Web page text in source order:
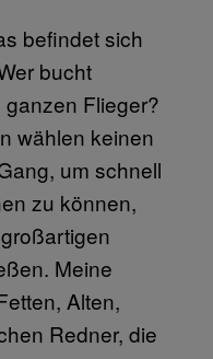
befindet sich
bucht
Flieger?
wählen keinen
um schnell
zu können,
Meine
Alten,
Redner, die